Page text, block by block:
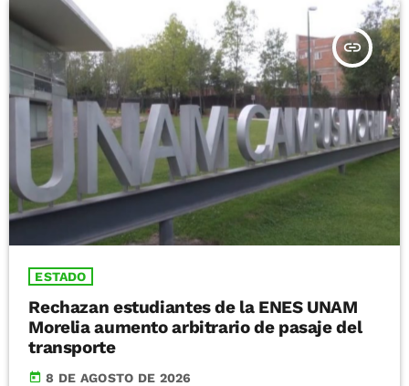
insert_link
ESTADO
Rechazan estudiantes de la ENES UNAM
Morelia aumento arbitrario de pasaje del
transporte
today 8 DE AGOSTO DE 2026